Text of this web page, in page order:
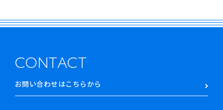
CONTACT
お問い合わせはこちらから